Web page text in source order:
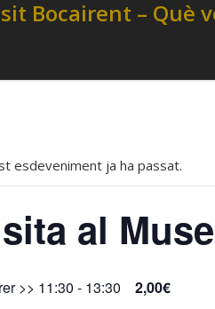
esdeveniment ja ha passat.
al
>> 11:30 - 13:30 2,00€